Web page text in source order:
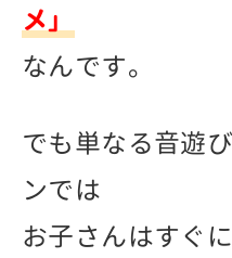
メ」
なんです。
でも単なる音遊
ンでは
お子さんはすぐ